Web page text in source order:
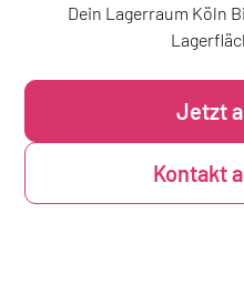
Dein Lagerraum Köln
Jetzt
Kontakt